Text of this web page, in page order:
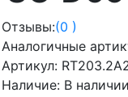
Отзывы:(0 )
Аналогичные
Артикул:
Наличие: В наличии